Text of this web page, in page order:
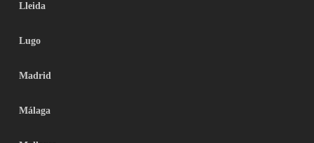
Lleida
Lugo
Madrid
Málaga